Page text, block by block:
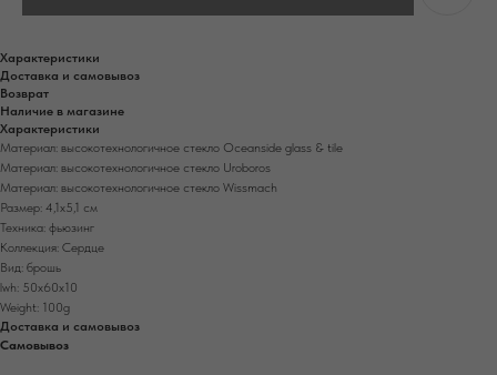
Характеристики
Доставка и самовывоз
Возврат
Наличие в магазине
Характеристики
Материал: высокотехнологичное стекло Oceanside glass & tile
Материал: высокотехнологичное стекло Uroboros
Материал: высокотехнологичное стекло Wissmach
Размер: 4,1х5,1 см
Техника: фьюзинг
Коллекция: Сердце
Вид: брошь
lwh: 50x60x10
Weight: 100g
Доставка и самовывоз
Самовывоз